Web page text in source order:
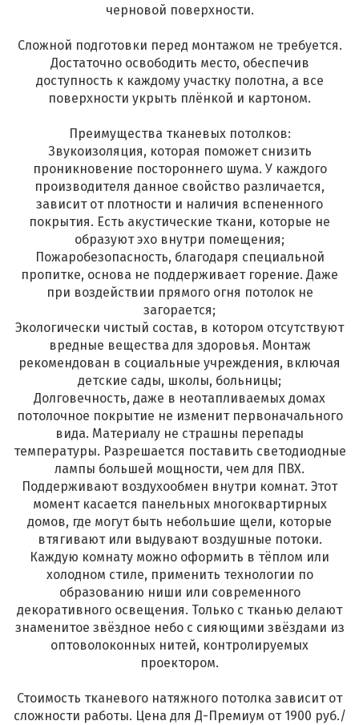
черновой поверхности.
Сложной подготовки перед монтажом не требуется.
Достаточно освободить место, обеспечив
доступность к каждому участку полотна, а все
поверхности укрыть плёнкой и картоном.
Преимущества тканевых потолков:
Звукоизоляция, которая поможет снизить
проникновение постороннего шума. У каждого
производителя данное свойство различается,
зависит от плотности и наличия вспененного
покрытия. Есть акустические ткани, которые не
образуют эхо внутри помещения;
Пожаробезопасность, благодаря специальной
пропитке, основа не поддерживает горение. Даже
при воздействии прямого огня потолок не
загорается;
Экологически чистый состав, в котором отсутствуют
вредные вещества для здоровья. Монтаж
рекомендован в социальные учреждения, включая
детские сады, школы, больницы;
Долговечность, даже в неотапливаемых домах
потолочное покрытие не изменит первоначального
вида. Материалу не страшны перепады
температуры. Разрешается поставить светодиодные
лампы большей мощности, чем для ПВХ.
Поддерживают воздухообмен внутри комнат. Этот
момент касается панельных многоквартирных
домов, где могут быть небольшие щели, которые
втягивают или выдувают воздушные потоки.
Каждую комнату можно оформить в тёплом или
холодном стиле, применить технологии по
образованию ниши или современного
декоративного освещения. Только с тканью делают
знаменитое звёздное небо с сияющими звёздами из
оптоволоконных нитей, контролируемых
проектором.
Стоимость тканевого натяжного потолка зависит от
сложности работы. Цена для Д-Премиум от 1900 руб./